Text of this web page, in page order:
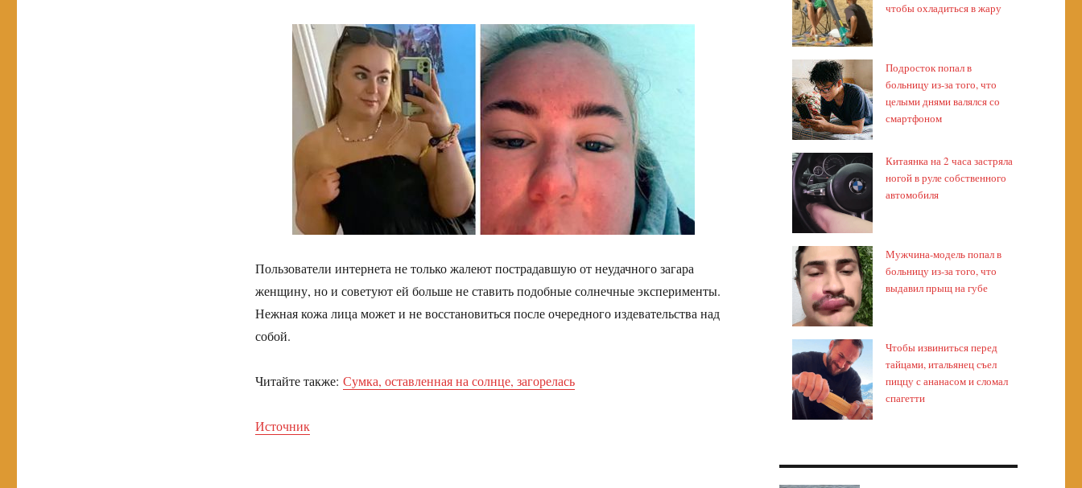
Пользователи интернета не только жалеют пострадавшую от неудачного загара
женщину, но и советуют ей больше не ставить подобные солнечные эксперименты.
Нежная кожа лица может и не восстановиться после очередного издевательства над
собой.
Читайте также: Сумка, оставленная на солнце, загорелась
Источник
чтобы охладиться в жару
Подросток попал в
больницу из-за того, что
целыми днями валялся со
смартфоном
Китаянка на 2 часа застряла
ногой в руле собственного
автомобиля
Мужчина-модель попал в
больницу из-за того, что
выдавил прыщ на губе
Чтобы извиниться перед
тайцами, итальянец съел
пиццу с ананасом и сломал
спагетти